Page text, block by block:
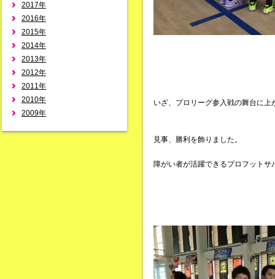
2017年
2016年
2015年
2014年
2013年
2012年
2011年
2010年
2009年
いざ、プロリーグ参入戦の舞台に上
見事、勝利を飾りました。
障がい者が活躍できるプロフット